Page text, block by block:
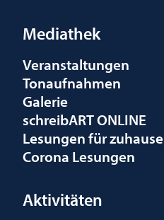
Mediathek
Veranstaltungen
Tonaufnahmen
Galerie
schreibART ONLINE
Lesungen für zuhause
Corona Lesungen
Aktivitäten